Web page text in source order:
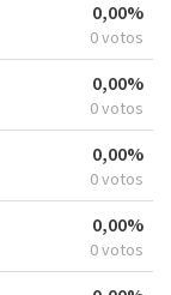
0,00%
0 votos
0,00%
0 votos
0,00%
0 votos
0,00%
0 votos